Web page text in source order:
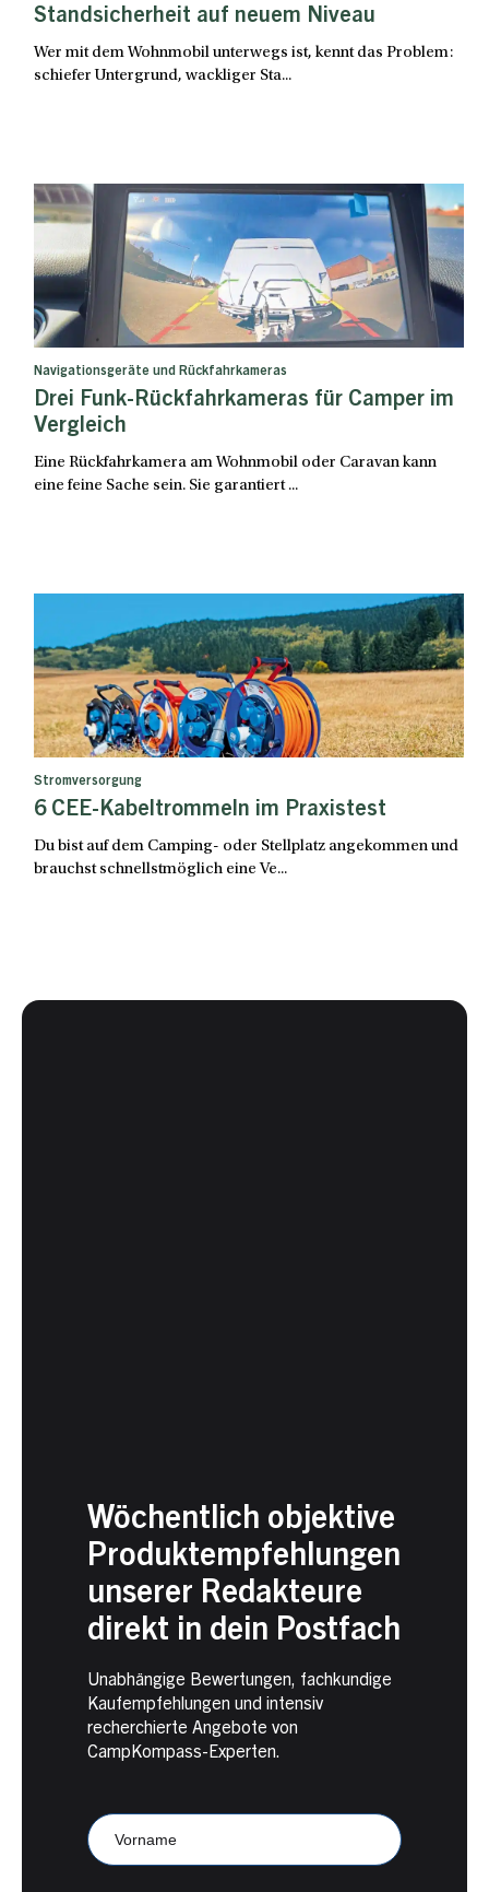
Standsicherheit auf neuem Niveau
Wer mit dem Wohnmobil unterwegs ist, kennt das Problem:
schiefer Untergrund, wackliger Sta...
Navigationsgeräte und Rückfahrkameras
Drei Funk-Rückfahrkameras für Camper im
Vergleich
Eine Rückfahrkamera am Wohnmobil oder Caravan kann
eine feine Sache sein. Sie garantiert ...
Stromversorgung
6 CEE-Kabeltrommeln im Praxistest
Du bist auf dem Camping- oder Stellplatz angekommen und
brauchst schnellstmöglich eine Ve...
Wöchentlich objektive
Produktempfehlungen
unserer Redakteure
direkt in dein Postfach
Unabhängige Bewertungen, fachkundige
Kaufempfehlungen und intensiv
recherchierte Angebote von
CampKompass-Experten.
CampKompass
Vorname